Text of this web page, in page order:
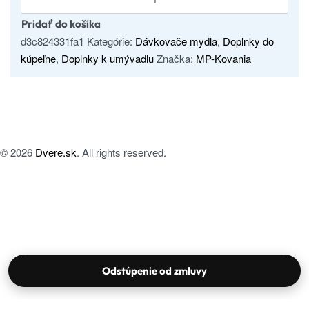
Pridať do košíka
d3c824331fa1 Kategórie: Dávkovače mydla, Doplnky do
kúpeľne, Doplnky k umývadluZnačka: MP-Kovania
© 2026 Dvere.sk. All rights reserved.
Odstúpenie od zmluvy